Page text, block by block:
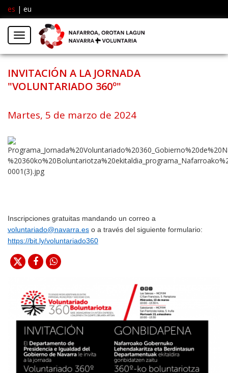
es | eu
Menú
INVITACIÓN A LA JORNADA
"VOLUNTARIADO 360º"
Martes, 5 de marzo de 2024
Inscripciones gratuitas mandando un correo a
voluntariado@navarra.es o a través del siguiente formulario:
https://bit.ly/voluntariado360